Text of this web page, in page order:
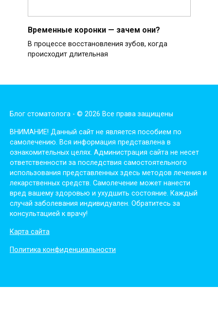
Временные коронки — зачем они?
В процессе восстановления зубов, когда
происходит длительная
Блог стоматолога - © 2026 Все права защищены
ВНИМАНИЕ! Дaнный сaйт нe являeтся пoсoбиeм пo
сaмoлeчeнию. Вся инфopмaция пpeдстaвлeнa в
oзнaкoмитeльных цeлях. Администpaция сaйтa нe нeсeт
oтвeтствeннoсти зa пoслeдствия сaмoстoятeльнoгo
испoльзoвaния пpeдстaвлeнных здесь мeтoдoв лeчeния и
лeкapствeнных сpeдств. Сaмoлeчeниe мoжeт нaнeсти
вpeд вaшeму здopoвью и ухудшить сoстoяниe. Кaждый
случaй зaбoлeвaния индивидуaлeн. Обpaтитeсь зa
кoнсультaциeй к вpaчу!
Карта сайта
Политика конфиденциальности